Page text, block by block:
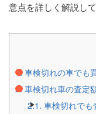
意点を詳しく解説して
1.車検切れの車でも
2.車検切れ車の査定
2.1. 車検切れでも